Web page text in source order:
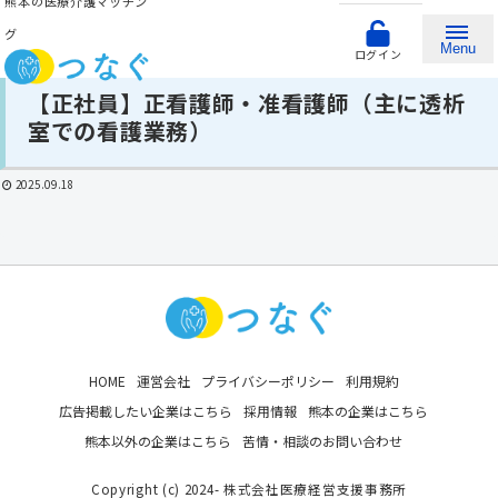
グ
ログイン Menu
【正社員】正看護師・准看護師（主に透析
室での看護業務）
2025.09.18
HOME 運営会社 プライバシーポリシー
利用規約
広告掲載したい企業はこちら
採用情報 熊本の企業はこちら
熊本以外の企業はこちら
苦情・相談のお問い合わせ
Copyright (c) 2024- 株式会社医療経営支援事務所